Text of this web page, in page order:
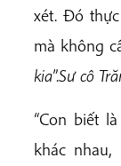
xét. Đó
mà không
kia”.Sư cô
“Con biết
khác